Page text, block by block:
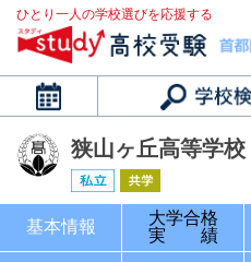
ひとり一人の学校選びを応援する
カレンダー
狭山ヶ丘高等学校
基本情報
大学合格
実 績